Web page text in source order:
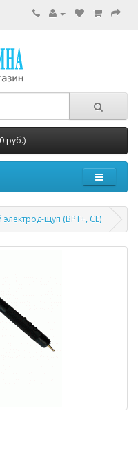
руб.)
щуп (ВРТ+, CE)